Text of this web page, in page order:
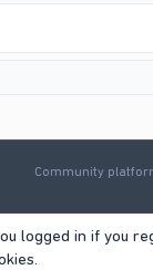
Community
logged in if you